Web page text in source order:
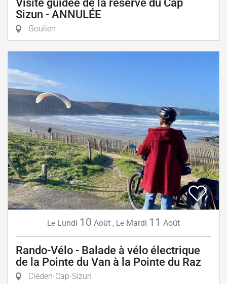
Visite guidée de la réserve du Cap
Sizun - ANNULÉE
Goulien
Le Lundi 10 Août , Le Mardi 11 Août
Rando-Vélo - Balade à vélo électrique
de la Pointe du Van à la Pointe du Raz
Cléden-Cap-Sizun